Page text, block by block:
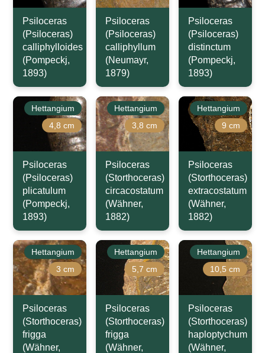
Psiloceras
(Psiloceras)
calliphylloides
(Pompeckj,
1893)
Psiloceras
(Psiloceras)
calliphyllum
(Neumayr,
1879)
Psiloceras
(Psiloceras)
distinctum
(Pompeckj,
1893)
Hettangium
4,8 cm
Psiloceras
(Psiloceras)
plicatulum
(Pompeckj,
1893)
Hettangium
3,8 cm
Psiloceras
(Storthoceras)
circacostatum
(Wähner,
1882)
Hettangium
9 cm
Psiloceras
(Storthoceras)
extracostatum
(Wähner,
1882)
Hettangium
3 cm
Psiloceras
(Storthoceras)
frigga
(Wähner,
Hettangium
5,7 cm
Psiloceras
(Storthoceras)
frigga
(Wähner,
Hettangium
10,5 cm
Psiloceras
(Storthoceras)
haploptychum
(Wähner,